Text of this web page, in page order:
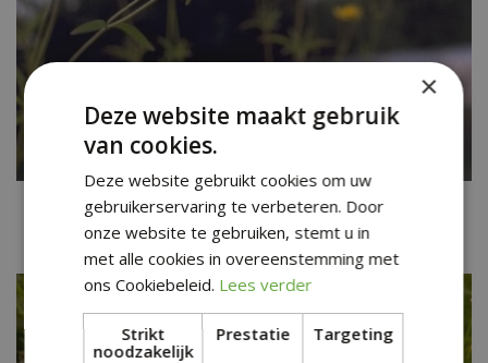
Meisjesogen
Coreopsis tripteris
×
Deze website maakt gebruik
van cookies.
Deze website gebruikt cookies om uw
gebruikerservaring te verbeteren. Door
onze website te gebruiken, stemt u in
met alle cookies in overeenstemming met
ons Cookiebeleid. Lees verder
Strikt
noodzakelijk
Prestatie Targeting